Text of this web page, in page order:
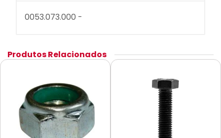
0053.073.000 -
Produtos Relacionados